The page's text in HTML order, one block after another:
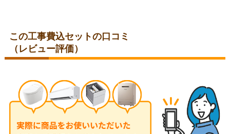
東京都杉並区
パロマ ビルトインコンロ PD-
893WS-U75CV
パロマ ビルトインコンロ PD-
893WS-U60CV
この工事費込セットの口コミ
（レビュー評価）